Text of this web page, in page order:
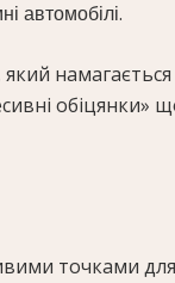
автомобілі.
обіцянки»
точками